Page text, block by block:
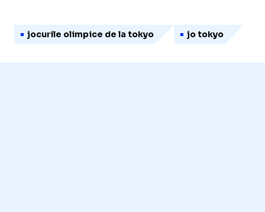
jocurile olimpice de la tokyo jo tokyo